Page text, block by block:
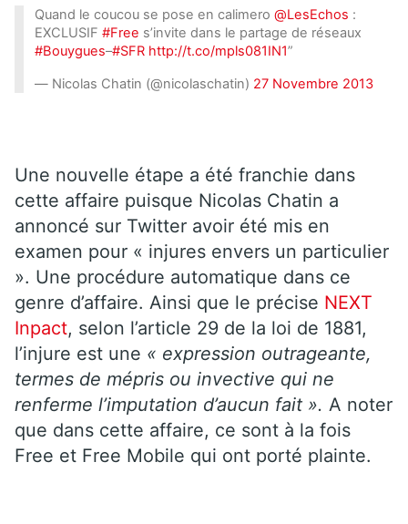
Quand le coucou se pose en calimero @LesEchos :
EXCLUSIF #Free s’invite dans le partage de réseaux
#Bouygues–#SFR http://t.co/mpls081IN1”
— Nicolas Chatin (@nicolaschatin) 27 Novembre 2013
Une nouvelle étape a été franchie dans
cette affaire puisque Nicolas Chatin a
annoncé sur Twitter avoir été mis en
examen pour « injures envers un particulier
». Une procédure automatique dans ce
genre d’affaire. Ainsi que le précise NEXT
Inpact, selon l’article 29 de la loi de 1881,
l’injure est une « expression outrageante,
termes de mépris ou invective qui ne
renferme l’imputation d’aucun fait ». A noter
que dans cette affaire, ce sont à la fois
Free et Free Mobile qui ont porté plainte.